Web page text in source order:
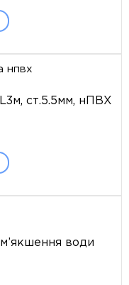
ст.5.5мм, нПВХ
води